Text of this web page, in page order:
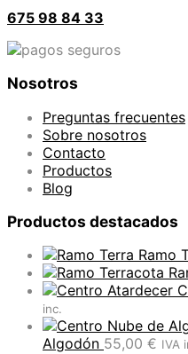
675 98 84 33
Nosotros
Preguntas frecuentes
Sobre nosotros
Contacto
Productos
Blog
Productos destacados
Ramo
inc.
Algodón 55,00 € IVA